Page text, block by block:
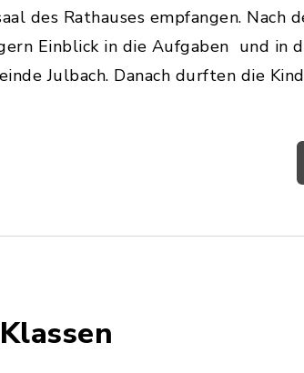
des Rathauses empfangen. Nach
Einblick in die Aufgaben und in
Julbach. Danach durften die